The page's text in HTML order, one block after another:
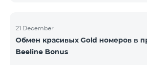
21 December
Обмен красивых Gold номеров в
Beeline Bonus